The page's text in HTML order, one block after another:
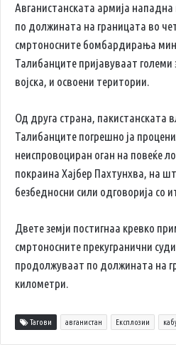
Авганистанската армија нападна
по должината на границата во
смртоносните бомбардирања
Талибанците пријавуваат големи
војска, и освоени територии.
Од друга страна, пакистанската
Талибанците погрешно ја
неиспровоциран оган на повеќе
покраина Хајбер Пахтунхва, на
безбедносни сили одговорија со
Двете земји постигнаа кревко
смртоносните прекугранични
продолжуваат по должината на
километри.
Тагови авганистан Експлозии